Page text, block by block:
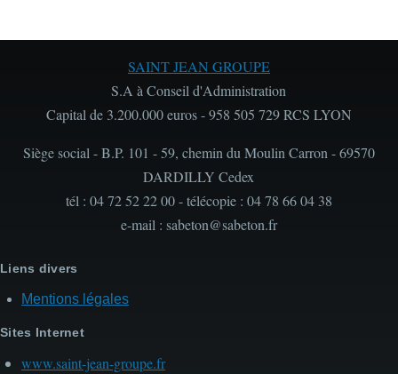
SAINT JEAN GROUPE
S.A à Conseil d'Administration
Capital de 3.200.000 euros - 958 505 729 RCS LYON
Siège social - B.P. 101 - 59, chemin du Moulin Carron - 69570
DARDILLY Cedex
tél : 04 72 52 22 00 - télécopie : 04 78 66 04 38
e-mail : sabeton@sabeton.fr
Liens divers
Mentions légales
Sites Internet
www.saint-jean-groupe.fr